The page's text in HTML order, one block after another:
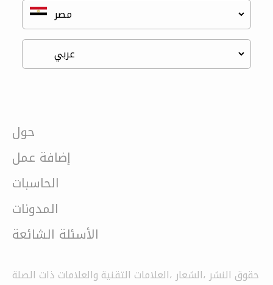
حول
إضافة عمل
الحاسبات
المدونات
الأسئلة الشائعة
حقوق النشر ،الشعار ،العلامات التقنية والعلامات ذات الصلة